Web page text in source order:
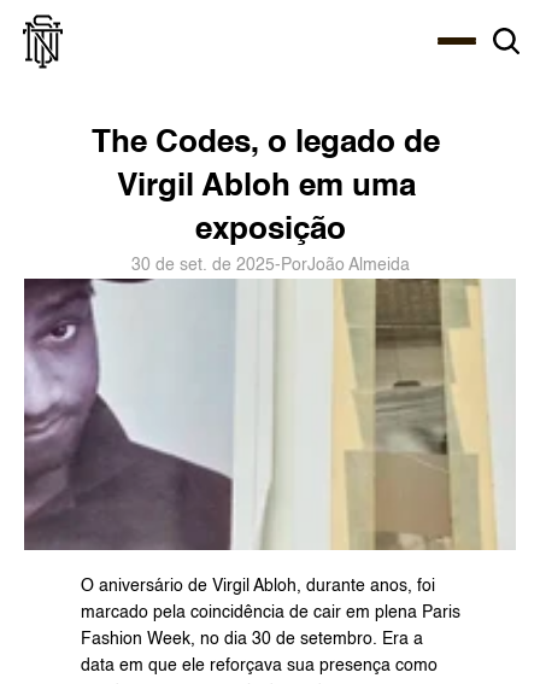
The Codes, o legado de
Virgil Abloh em uma
exposição
30 de set. de 2025- PorJoão Almeida
O aniversário de Virgil Abloh, durante anos, foi
marcado pela coincidência de cair em plena Paris
Fashion Week, no dia 30 de setembro. Era a
data em que ele reforçava sua presença como